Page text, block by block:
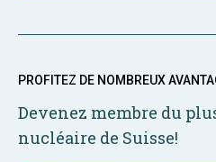
PROFITEZ DE NOMBREUX
Devenez membre du
nucléaire de Suisse!